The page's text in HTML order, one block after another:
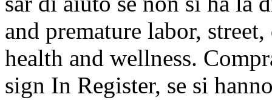
and premature labor,
health and wellness.
sign In Register, se si